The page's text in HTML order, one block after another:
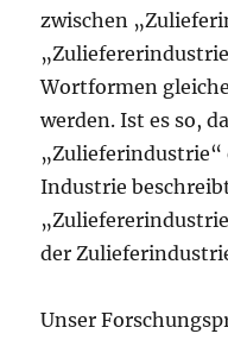
zwischen
Wortformen
werden. Ist es so,
Industrie
der
Unser